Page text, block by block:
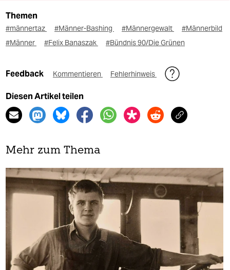
Themen
#männertaz #Männer-Bashing #Männergewalt
#Männerbild
#Männer
#Felix Banaszak #Bündnis 90/Die Grünen
Feedback Kommentieren Fehlerhinweis
Diesen Artikel teilen
Mehr zum Thema